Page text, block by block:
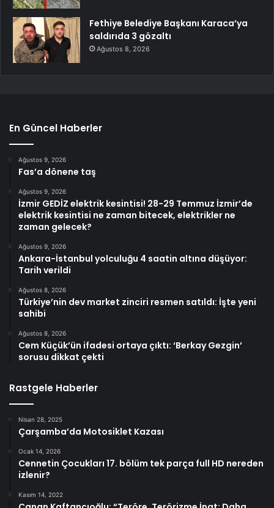
Fethiye Belediye Başkanı Karaca’ya
saldırıda 3 gözaltı
Ağustos 8, 2026
En Güncel Haberler
Ağustos 9, 2026
Fas’a dönene taş
Ağustos 9, 2026
İzmir GEDİZ elektrik kesintisi! 28-29 Temmuz İzmir’de
elektrik kesintisi ne zaman bitecek, elektrikler ne
zaman gelecek?
Ağustos 9, 2026
Ankara-İstanbul yolculuğu 4 saatin altına düşüyor:
Tarih verildi
Ağustos 8, 2026
Türkiye’nin dev market zinciri resmen satıldı: İşte yeni
sahibi
Ağustos 8, 2026
Cem Küçük’ün ifadesi ortaya çıktı: ‘Berkay Gezgin’
sorusu dikkat çekti
Rastgele Haberler
Nisan 28, 2025
Çarşamba’da Motosiklet Kazası
Ocak 14, 2026
Cennetin Çocukları 17. bölüm tek parça full HD nereden
izlenir?
Kasım 14, 2022